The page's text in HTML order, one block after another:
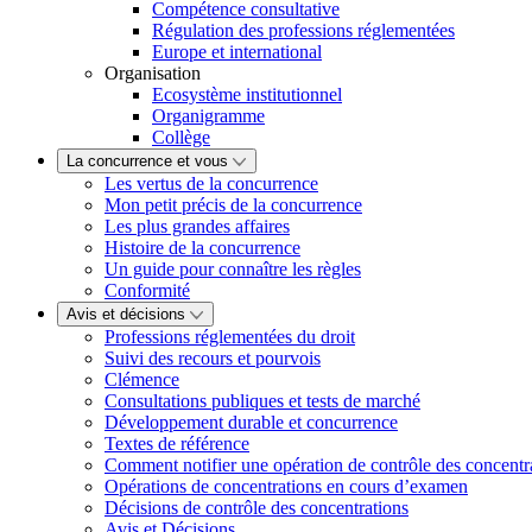
Compétence consultative
Régulation des professions réglementées
Europe et international
Organisation
Ecosystème institutionnel
Organigramme
Collège
La concurrence et vous
Les vertus de la concurrence
Mon petit précis de la concurrence
Les plus grandes affaires
Histoire de la concurrence
Un guide pour connaître les règles
Conformité
Avis et décisions
Professions réglementées du droit
Suivi des recours et pourvois
Clémence
Consultations publiques et tests de marché
Développement durable et concurrence
Textes de référence
Comment notifier une opération de contrôle des
Opérations de concentrations en cours d’examen
Décisions de contrôle des concentrations